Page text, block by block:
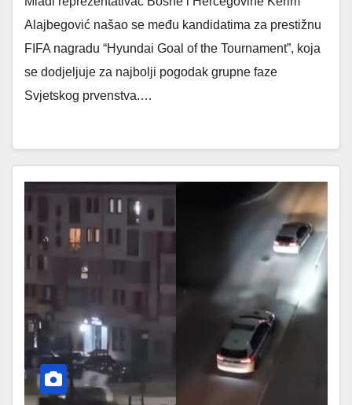
Alajbegović našao se među kandidatima za prestižnu
FIFA nagradu “Hyundai Goal of the Tournament”, koja
se dodjeljuje za najbolji pogodak grupne faze
Svjetskog prvenstva.…